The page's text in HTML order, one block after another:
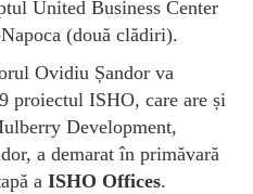
United Business Center
(două clădiri).
Ovidiu Șandor va
proiectul ISHO, care are și
Development,
a demarat în primăvară
a ISHO Offices.